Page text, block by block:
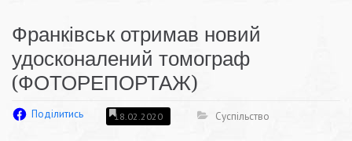
Франківськ отримав новий
удосконалений томограф
(ФОТОРЕПОРТАЖ)
Поділитись 18.02.2020 Суспільство